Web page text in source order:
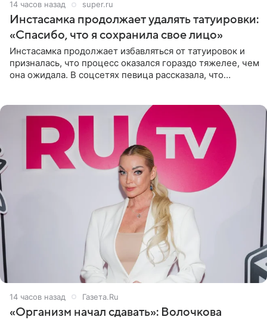
14 часов назад super.ru
Инстасамка продолжает удалять татуировки:
«Спасибо, что я сохранила свое лицо»
Инстасамка продолжает избавляться от татуировок и
призналась, что процесс оказался гораздо тяжелее, чем
она ожидала. В соцсетях певица рассказала, что
14 часов назад Газета.Ru
«Организм начал сдавать»: Волочкова